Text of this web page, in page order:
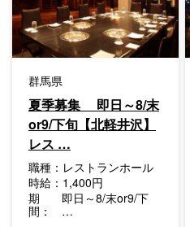
群馬県
夏季募集 即日～8/末
or9/下旬【北軽井沢】
レス …
職種： レストランホール
時給： 1,400円
期
間：
即日～8/末or9/下
…